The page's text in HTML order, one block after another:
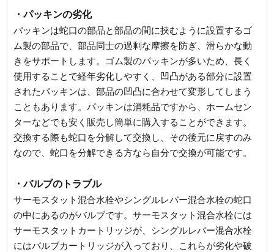
・パッキンの劣化
パッキンは蛇口の部品と部品の間に挟むように設置するゴ
ム製の部品で、部品同士の過剰な摩擦を防ぎ、滑らかな動
きをサポートします。ゴム製のパッキンが多いため、長く
使用することで経年劣化しやすく、凹凸がある部分に設置
されたパッキンは、部品の凹凸に合わせて変形してしまう
こともあります。パッキンは消耗品ですから、ホームセン
ターなどでも安く販売し簡単に購入することができます。
交換する際も蛇口を分解して交換し、その後元に戻すのみ
なので、蛇口を分解できる方なら自分で交換が可能です。
・バルブのトラブル
サーモスタット混合水栓やシングルレバー混合水栓の蛇口
の中にあるのがバルブです。サーモスタット混合水栓には
サーモスタットカートリッジが、シングルレバー混合水栓
にはバルブカートリッジが入っており、これらが劣化や破